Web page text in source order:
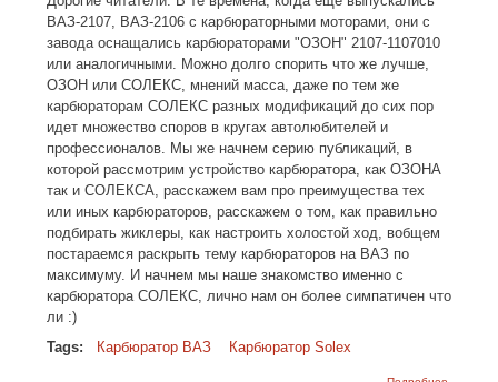
ВАЗ-2107, ВАЗ-2106 с карбюраторными моторами, они с
завода оснащались карбюраторами "ОЗОН" 2107-1107010
или аналогичными. Можно долго спорить что же лучше,
ОЗОН или СОЛЕКС, мнений масса, даже по тем же
карбюраторам СОЛЕКС разных модификаций до сих пор
идет множество споров в кругах автолюбителей и
профессионалов. Мы же начнем серию публикаций, в
которой рассмотрим устройство карбюратора, как ОЗОНА
так и СОЛЕКСА, расскажем вам про преимущества тех
или иных карбюраторов, расскажем о том, как правильно
подбирать жиклеры, как настроить холостой ход, вобщем
постараемся раскрыть тему карбюраторов на ВАЗ по
максимуму. И начнем мы наше знакомство именно с
карбюратора СОЛЕКС, лично нам он более симпатичен что
ли :)
Tags:
Карбюратор ВАЗ Карбюратор Solex